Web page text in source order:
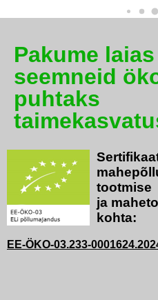
Pakume
seemneid
puhtaks
tootmise
ja
kohta:
EE-ÖKO-03.233-